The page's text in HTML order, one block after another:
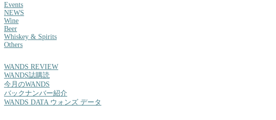
Events
NEWS
Wine
Beer
Whiskey & Spirits
Others
WANDS REVIEW
WANDS誌購読
今月のWANDS
バックナンバー紹介
WANDS DATA ウォンズ データ